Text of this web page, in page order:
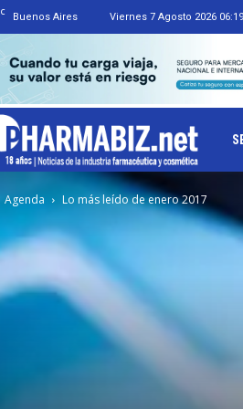
C Buenos Aires Viernes 7 Agosto 2026 06:19
Agenda Lo más leído de enero 2017